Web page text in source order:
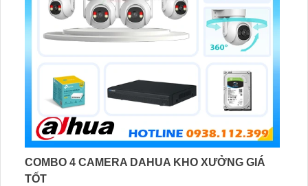
COMBO 4 CAMERA DAHUA KHO XƯỞNG GIÁ
TỐT